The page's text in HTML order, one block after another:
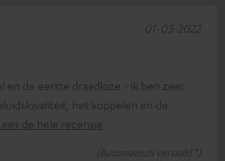
en de eerste draadloze - ik ben zeer
het koppelen en de
Lees de hele recensie
(Automatisch vertaald *)
01-03-2022